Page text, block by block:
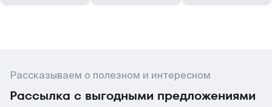
Рассказываем о полезном и интересном
Рассылка с выгодными предложениями